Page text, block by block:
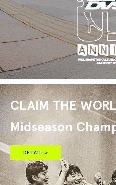
CLAIM THE
Midseason
DETAIL >